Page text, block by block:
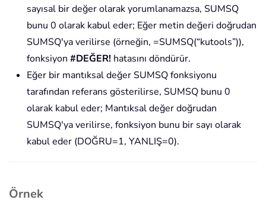
sayısal bir değer olarak yorumlanamazsa, SUMSQ
bunu 0 olarak kabul eder; Eğer metin değeri doğrudan
SUMSQ'ya verilirse (örneğin, =SUMSQ(“kutools”)),
fonksiyon #DEĞER! hatasını döndürür.
Eğer bir mantıksal değer SUMSQ fonksiyonu
tarafından referans gösterilirse, SUMSQ bunu 0
olarak kabul eder; Mantıksal değer doğrudan
SUMSQ'ya verilirse, fonksiyon bunu bir sayı olarak
kabul eder (DOĞRU=1, YANLIŞ=0).
Örnek